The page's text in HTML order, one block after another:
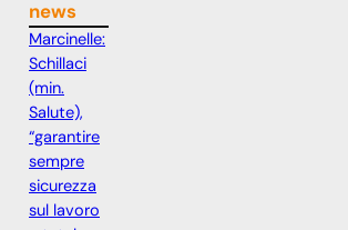
news
Marcinelle:
Schillaci
(min.
Salute),
“garantire
sempre
sicurezza
sul lavoro